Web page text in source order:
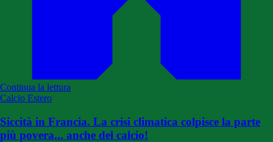
Continua la lettura
Calcio Estero
Siccità in Francia. La crisi climatica colpisce la parte
più povera... anche del calcio!